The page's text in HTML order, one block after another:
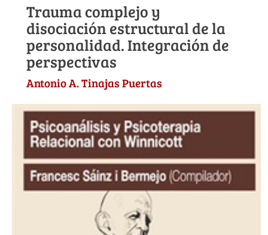
Trauma complejo y
disociación estructural de la
personalidad. Integración de
perspectivas
Antonio A. Tinajas Puertas